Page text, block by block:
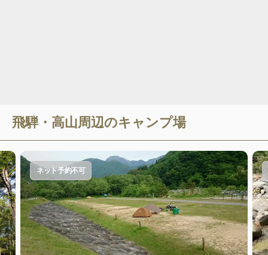
飛騨・高山周辺のキャンプ場
ネット予約不可